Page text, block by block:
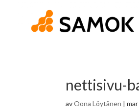
nettisivu-
avOona Löytänen |